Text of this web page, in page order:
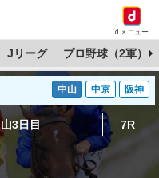
dメニュー
Jリーグ プロ野球（2軍）
中山 中京 阪神
3日目 7R